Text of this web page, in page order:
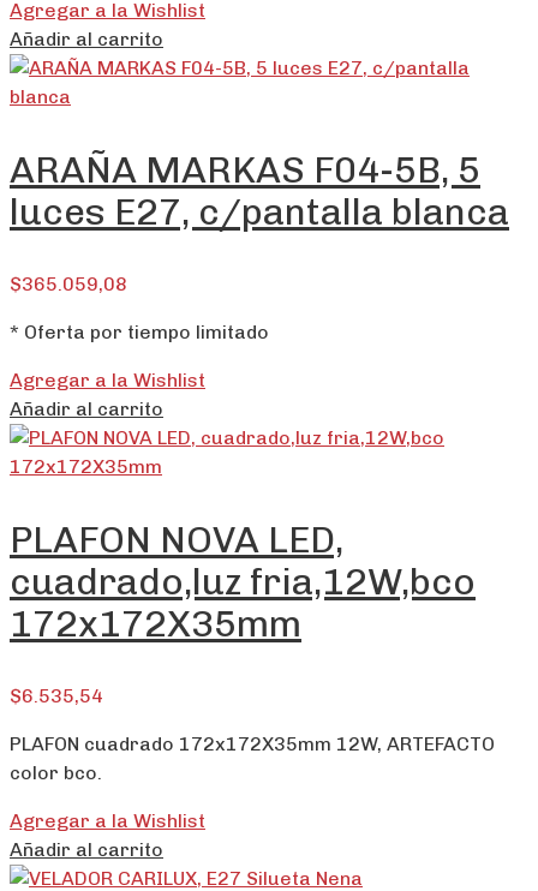
Agregar a la Wishlist
Añadir al carrito
ARAÑA MARKAS F04-5B, 5
luces E27, c/pantalla blanca
$365.059,08
* Oferta por tiempo limitado
Agregar a la Wishlist
Añadir al carrito
PLAFON NOVA LED,
cuadrado,luz fria,12W,bco
172x172X35mm
$6.535,54
PLAFON cuadrado 172x172X35mm 12W, ARTEFACTO
color bco.
Agregar a la Wishlist
Añadir al carrito